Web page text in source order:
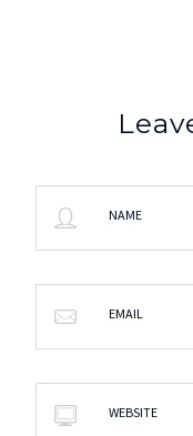
NAME
EMAIL
WEBSITE